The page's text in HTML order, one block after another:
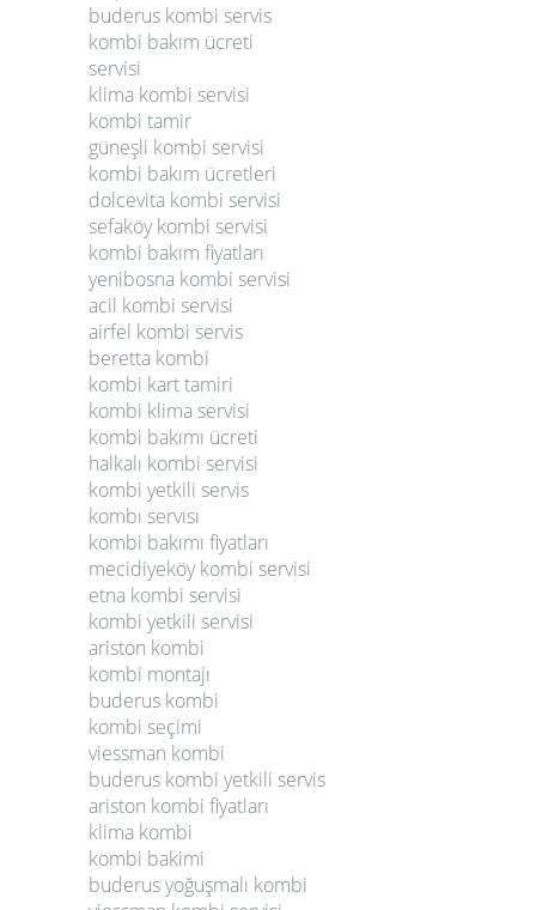
buderus kombi servis
kombi bakım ücreti
servisi
klima kombi servisi
kombi tamir
güneşli kombi servisi
kombi bakım ücretleri
dolcevita kombi servisi
sefaköy kombi servisi
kombi bakım fiyatları
yenibosna kombi servisi
acil kombi servisi
airfel kombi servis
beretta kombi
kombi kart tamiri
kombi klima servisi
kombi bakımı ücreti
halkalı kombi servisi
kombi yetkili servis
kombı servısı
kombi bakımı fiyatları
mecidiyeköy kombi servisi
etna kombi servisi
kombi yetkili servisi
ariston kombi
kombi montajı
buderus kombi
kombi seçimi
viessman kombi
buderus kombi yetkili servis
ariston kombi fiyatları
klima kombi
kombi bakimi
buderus yoğuşmalı kombi